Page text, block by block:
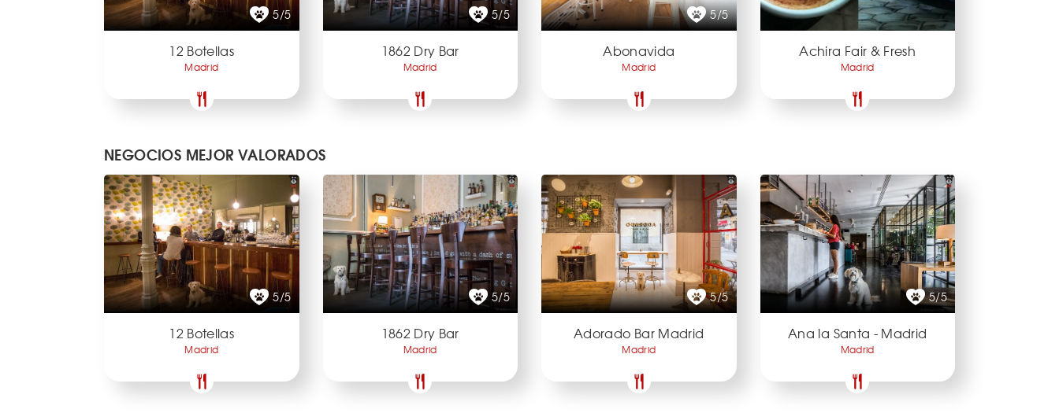
5/5
12 Botellas
Madrid
5/5
1862 Dry Bar
Madrid
5/5
Abonavida
Madrid
Achira Fair & Fresh
Madrid
NEGOCIOS MEJOR VALORADOS
5/5
12 Botellas
Madrid
5/5
1862 Dry Bar
Madrid
5/5
Adorado Bar Madrid
Madrid
5/5
Ana la Santa - Madrid
Madrid